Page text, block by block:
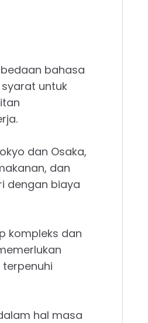
bahasa
untuk
dan Osaka,
dan
dengan biaya
kompleks dan
hal masa